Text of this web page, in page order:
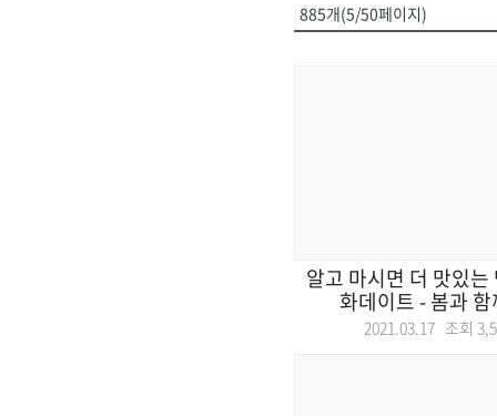
885개(5/50페이지)
알고 마시면 더 맛있
화데이트 - 봄과
2021.03.17 조회